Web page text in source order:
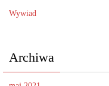
Wywiad
Archiwa